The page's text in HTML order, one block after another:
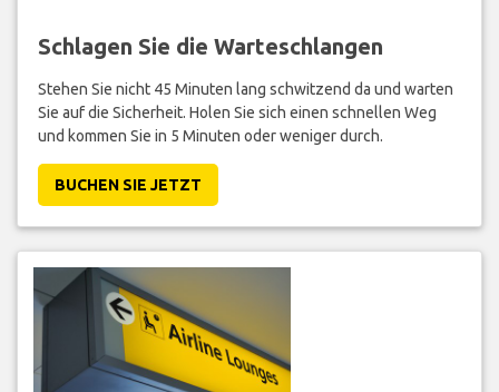
Schlagen Sie die Warteschlangen
Stehen Sie nicht 45 Minuten lang schwitzend da und warten
Sie auf die Sicherheit. Holen Sie sich einen schnellen Weg
und kommen Sie in 5 Minuten oder weniger durch.
BUCHEN SIE JETZT